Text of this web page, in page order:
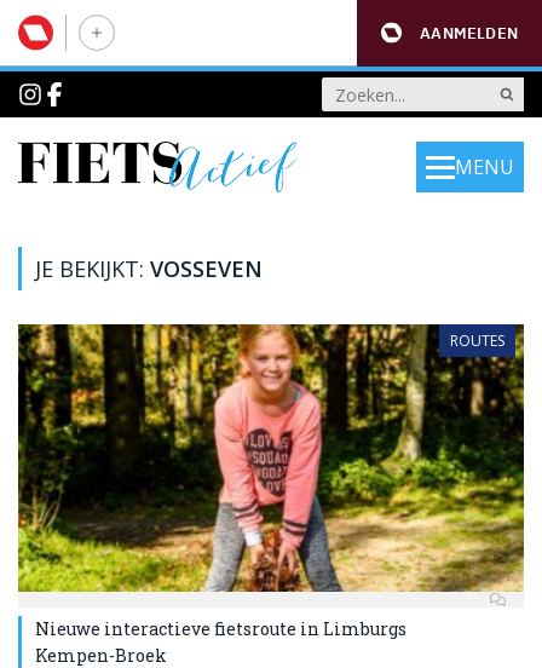
AANMELDEN
MENU
JE BEKIJKT: VOSSEVEN
ROUTES
Nieuwe interactieve fietsroute in Limburgs
Kempen-Broek